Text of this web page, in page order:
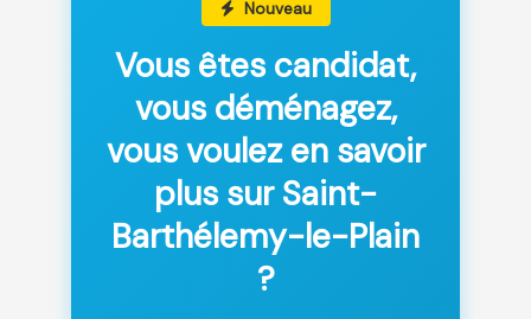
Nouveau
Vous êtes candidat,
vous déménagez,
vous voulez en savoir
plus sur Saint-
Barthélemy-le-Plain
?